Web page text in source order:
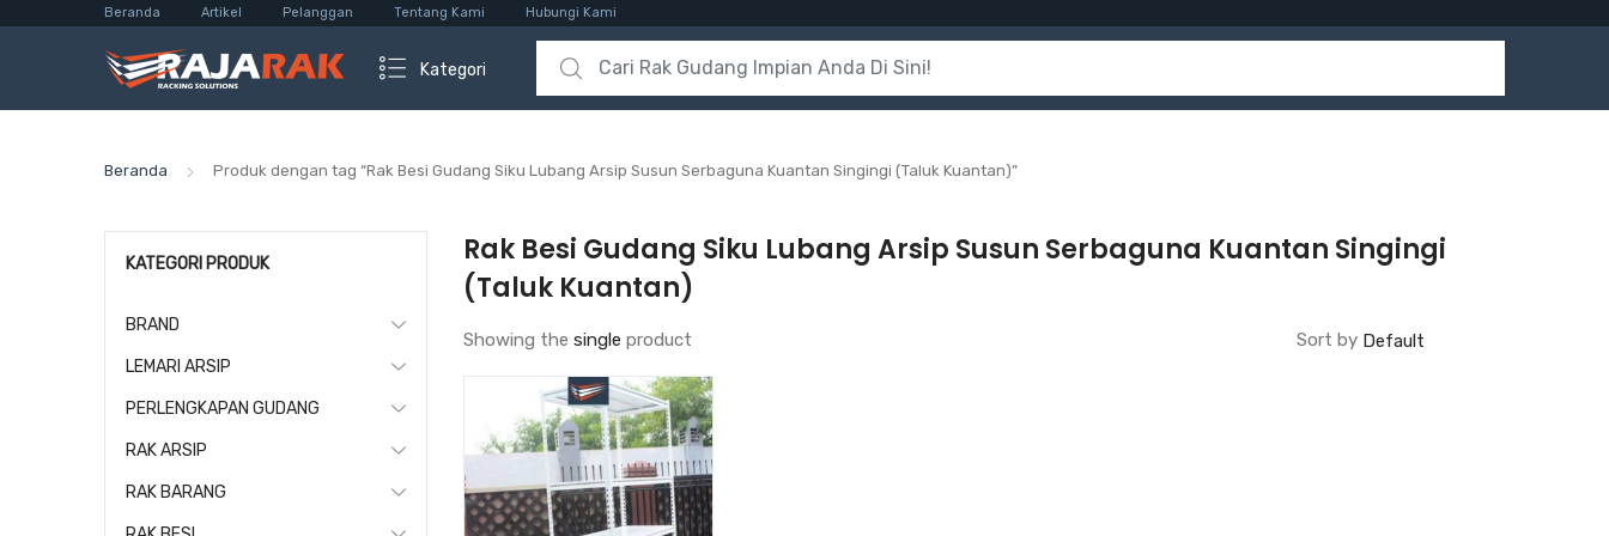
Beranda Artikel Pelanggan Tentang Kami Hubungi Kami
Kategori
Search for:
Beranda Produk dengan tag “Rak Besi Gudang Siku Lubang Arsip Susun Serbaguna Kuantan Singingi (Taluk Kuantan)”
Rak Besi Gudang Siku Lubang Arsip Susun Serbaguna Kuantan Singingi
(Taluk Kuantan)
Showing the single product Sort by
KATEGORI PRODUK
BRAND
LEMARI ARSIP
PERLENGKAPAN GUDANG
RAK ARSIP
RAK BARANG